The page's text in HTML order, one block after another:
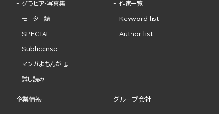
グラビア・写真集
モーター誌
SPECIAL
Sublicense
マンガよもんが
試し読み
作家一覧
Keyword list
Author list
企業情報 グループ会社